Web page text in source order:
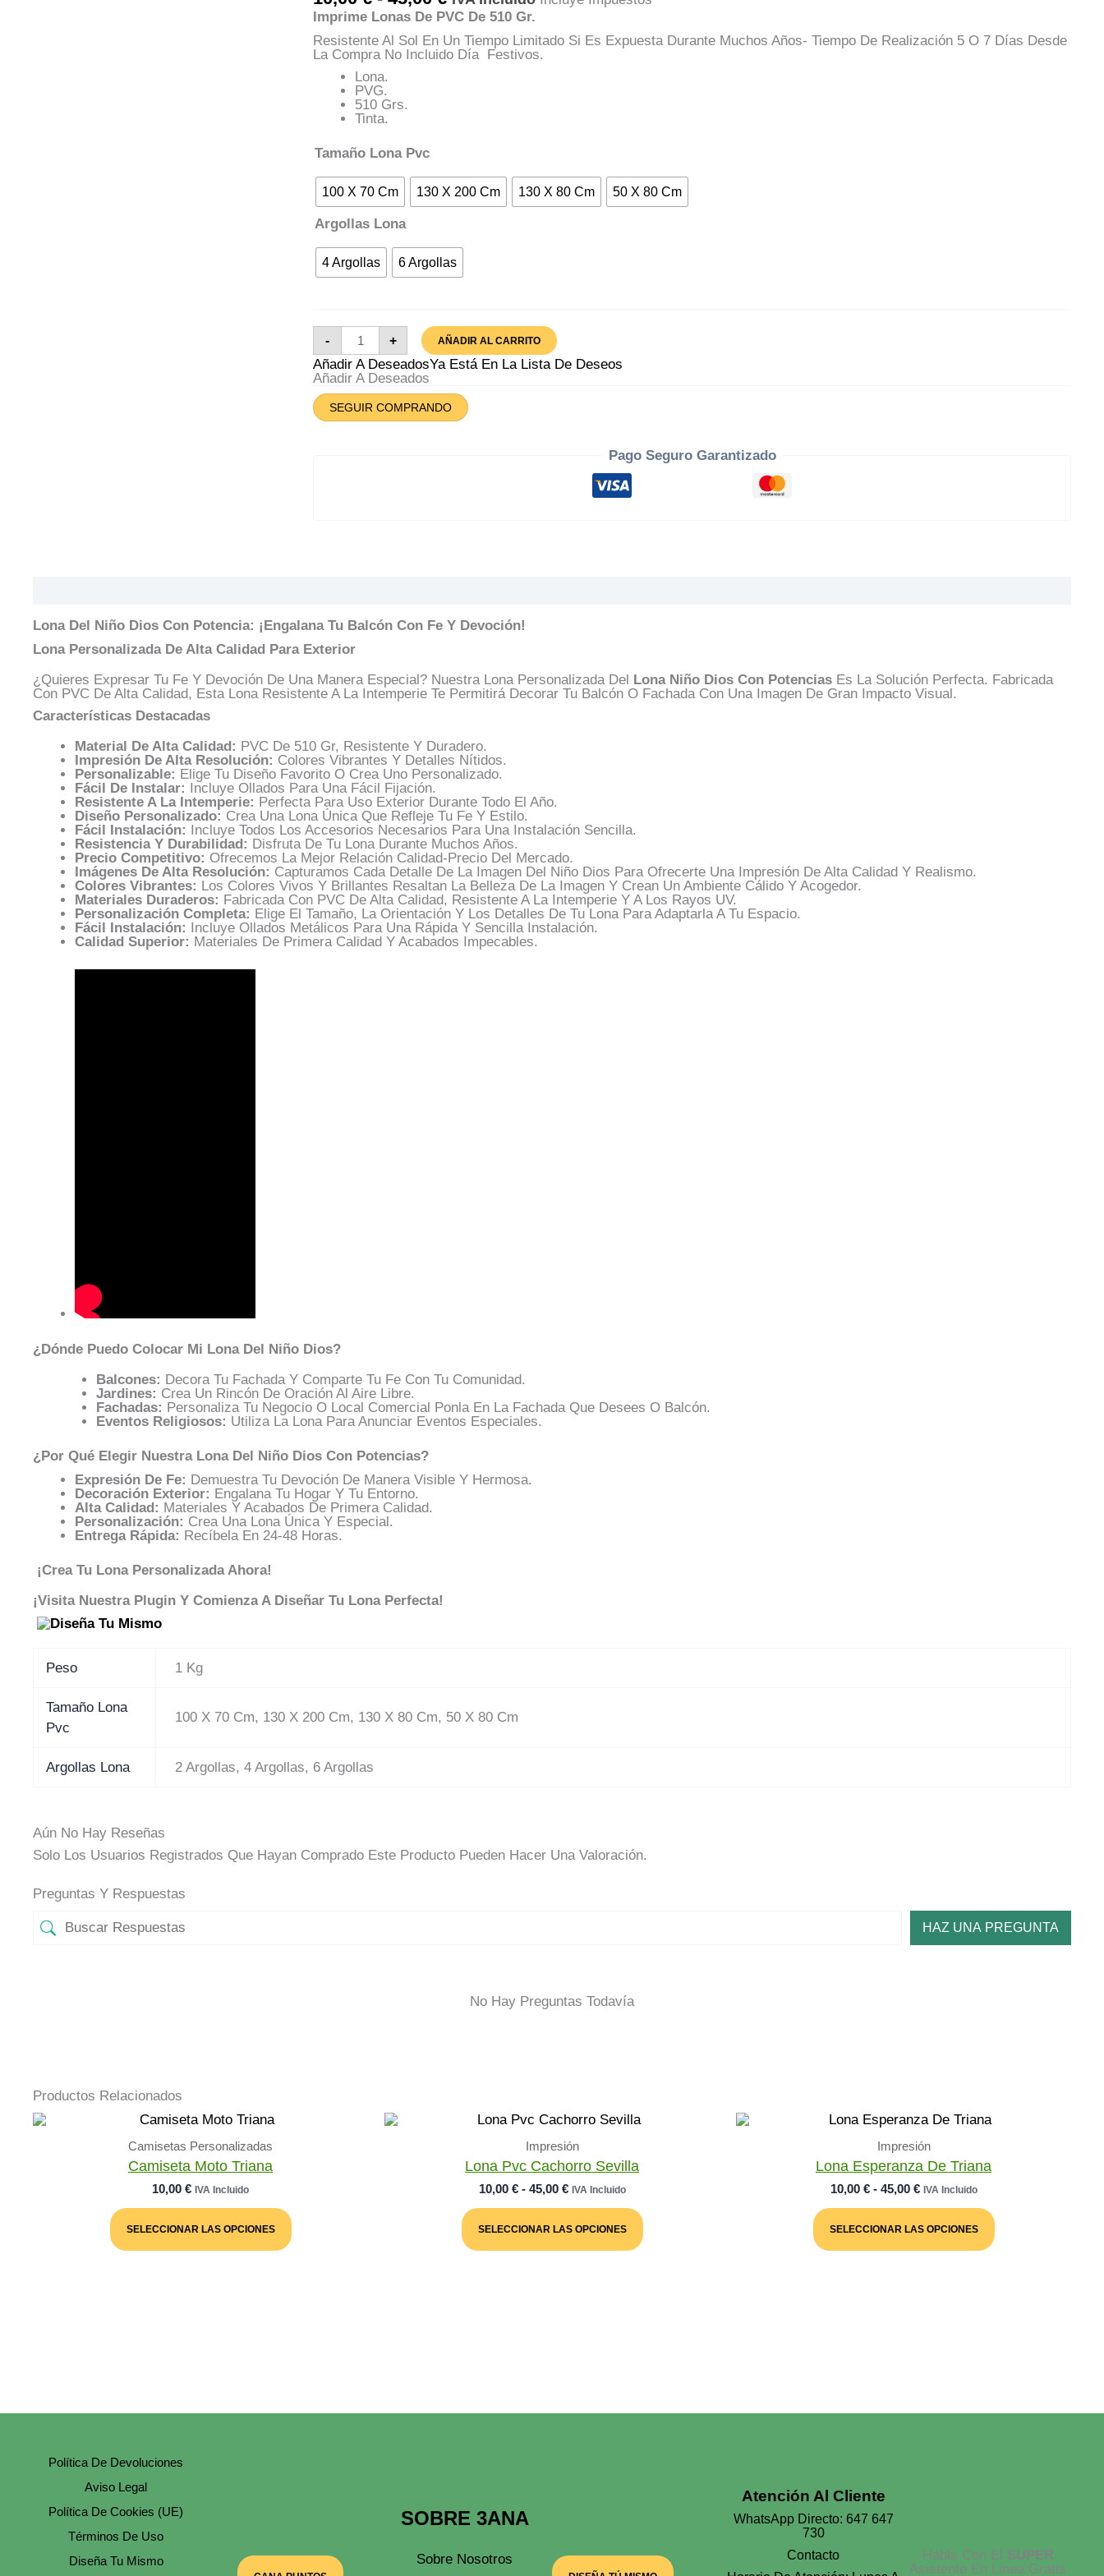
De
Precios:
Desde
10,00 €
Imprime Lonas De PVC De 510 Gr.
Resistente Al Sol En Un Tiempo Limitado Si Es Expuesta Durante Muchos Años- Tiempo De Realización 5 O 7 Días Desde
La Compra No Incluido Día Festivos.
Lona.
PVG.
510 Grs.
Tinta.
Tamaño Lona Pvc
100 X 70 Cm 130 X 200 Cm 130 X 80 Cm 50 X 80 Cm
Argollas Lona
4 Argollas 6 Argollas
-
Lona
Niño
De
Dios
Potencias
Cantidad
+ AÑADIR AL CARRITO
Añadir A DeseadosYa Está En La Lista De Deseos
Añadir A Deseados
SEGUIR COMPRANDO
Pago Seguro Garantizado
Lona Del Niño Dios Con Potencia: ¡Engalana Tu Balcón Con Fe Y Devoción!
Lona Personalizada De Alta Calidad Para Exterior
¿Quieres Expresar Tu Fe Y Devoción De Una Manera Especial? Nuestra Lona Personalizada Del Lona Niño Dios Con Potencias Es La Solución Perfecta. Fabricada
Con PVC De Alta Calidad, Esta Lona Resistente A La Intemperie Te Permitirá Decorar Tu Balcón O Fachada Con Una Imagen De Gran Impacto Visual.
Características Destacadas
Material De Alta Calidad: PVC De 510 Gr, Resistente Y Duradero.
Impresión De Alta Resolución: Colores Vibrantes Y Detalles Nítidos.
Personalizable: Elige Tu Diseño Favorito O Crea Uno Personalizado.
Fácil De Instalar: Incluye Ollados Para Una Fácil Fijación.
Resistente A La Intemperie: Perfecta Para Uso Exterior Durante Todo El Año.
Diseño Personalizado: Crea Una Lona Única Que Refleje Tu Fe Y Estilo.
Fácil Instalación: Incluye Todos Los Accesorios Necesarios Para Una Instalación Sencilla.
Resistencia Y Durabilidad: Disfruta De Tu Lona Durante Muchos Años.
Precio Competitivo: Ofrecemos La Mejor Relación Calidad-Precio Del Mercado.
Imágenes De Alta Resolución: Capturamos Cada Detalle De La Imagen Del Niño Dios Para Ofrecerte Una Impresión De Alta Calidad Y Realismo.
Colores Vibrantes: Los Colores Vivos Y Brillantes Resaltan La Belleza De La Imagen Y Crean Un Ambiente Cálido Y Acogedor.
Materiales Duraderos: Fabricada Con PVC De Alta Calidad, Resistente A La Intemperie Y A Los Rayos UV.
Personalización Completa: Elige El Tamaño, La Orientación Y Los Detalles De Tu Lona Para Adaptarla A Tu Espacio.
Fácil Instalación: Incluye Ollados Metálicos Para Una Rápida Y Sencilla Instalación.
Calidad Superior: Materiales De Primera Calidad Y Acabados Impecables.
¿Dónde Puedo Colocar Mi Lona Del Niño Dios?
Balcones: Decora Tu Fachada Y Comparte Tu Fe Con Tu Comunidad.
Jardines: Crea Un Rincón De Oración Al Aire Libre.
Fachadas: Personaliza Tu Negocio O Local Comercial Ponla En La Fachada Que Desees O Balcón.
Eventos Religiosos: Utiliza La Lona Para Anunciar Eventos Especiales.
¿Por Qué Elegir Nuestra Lona Del Niño Dios Con Potencias?
Expresión De Fe: Demuestra Tu Devoción De Manera Visible Y Hermosa.
Decoración Exterior: Engalana Tu Hogar Y Tu Entorno.
Alta Calidad: Materiales Y Acabados De Primera Calidad.
Personalización: Crea Una Lona Única Y Especial.
Entrega Rápida: Recíbela En 24-48 Horas.
¡Crea Tu Lona Personalizada Ahora!
¡Visita Nuestra Plugin Y Comienza A Diseñar Tu Lona Perfecta!
Peso 1 Kg
Tamaño Lona
Pvc
100 X 70 Cm, 130 X 200 Cm, 130 X 80 Cm, 50 X 80 Cm
Argollas Lona 2 Argollas, 4 Argollas, 6 Argollas
Aún No Hay Reseñas
Solo Los Usuarios Registrados Que Hayan Comprado Este Producto Pueden Hacer Una Valoración.
Preguntas Y Respuestas
HAZ UNA PREGUNTA
No Hay Preguntas Todavía
Productos Relacionados
Camisetas Personalizadas
Camiseta Moto Triana
10,00 € IVA Incluido
SELECCIONAR LAS OPCIONES
Producto
Tiene
Impresión
Lona Pvc Cachorro Sevilla
10,00 € - 45,00 €Rango
Desde
10,00 €
IVA Incluido
SELECCIONAR LAS OPCIONES
Producto
Tiene
Impresión
Lona Esperanza De Triana
10,00 € - 45,00 €Rango
Desde
10,00 €
IVA Incluido
SELECCIONAR LAS OPCIONES
Producto
Tiene
Política De Devoluciones
Aviso Legal
Política De Cookies (UE)
Términos De Uso
Diseña Tu Mismo
SOBRE 3ANA
Sobre Nosotros
Atención Al Cliente
WhatsApp Directo: 647 647
730
Contacto
Habla Con El SUPER
Asistente En Linea Gratis